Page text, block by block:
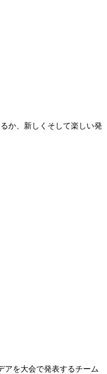
か、新しくそして楽しい発
アを大会で発表するチーム